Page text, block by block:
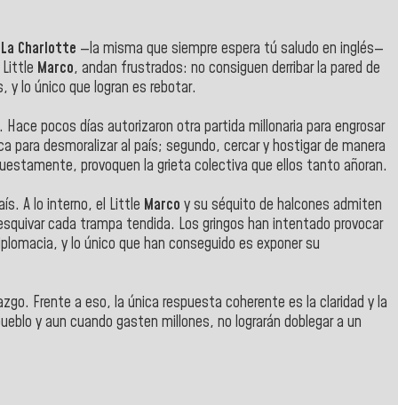
La Charlotte —la misma que siempre espera tú saludo en inglés—
Little Marco, andan frustrados: no consiguen derribar la pared de
lo único que logran es rebotar.
pocos días autorizaron otra partida millonaria para engrosar
para desmoralizar al país; segundo, cercar y hostigar de manera
provoquen la grieta colectiva que ellos tanto añoran.
A lo interno, el Little Marco y su séquito de halcones admiten
cada trampa tendida. Los gringos han intentado provocar
y lo único que han conseguido es exponer su
Frente a eso, la única respuesta coherente es la claridad y la
y aun cuando gasten millones, no lograrán doblegar a un